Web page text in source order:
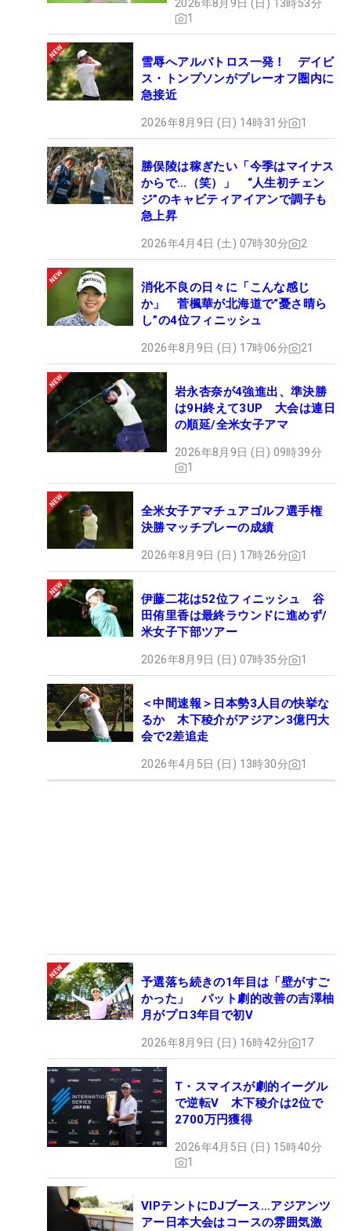
2026年8月9日 (日) 13時53分
1
雪辱へアルバトロス一発！ デイビ
ス・トンプソンがプレーオフ圏内に
急接近
2026年8月9日 (日) 14時31分 1
勝俣陵は稼ぎたい「今季はマイナス
からで…（笑）」 “人生初チェン
ジ”のキャビティアイアンで調子も
急上昇
2026年4月4日 (土) 07時30分 2
消化不良の日々に「こんな感じ
か」 菅楓華が北海道で“憂さ晴ら
し”の4位フィニッシュ
2026年8月9日 (日) 17時06分 21
岩永杏奈が4強進出、準決勝
は9H終えて3UP 大会は連日
の順延/全米女子アマ
2026年8月9日 (日) 09時39分
1
全米女子アマチュアゴルフ選手権
決勝マッチプレーの成績
2026年8月9日 (日) 17時26分 1
伊藤二花は52位フィニッシュ 谷
田侑里香は最終ラウンドに進めず/
米女子下部ツアー
2026年8月9日 (日) 07時35分 1
＜中間速報＞日本勢3人目の快挙な
るか 木下稜介がアジアン3億円大
会で2差追走
2026年4月5日 (日) 13時30分 1
予選落ち続きの1年目は「壁がすご
かった」 パット劇的改善の吉澤柚
月がプロ3年目で初V
2026年8月9日 (日) 16時42分 17
T・スマイスが劇的イーグル
で逆転V 木下稜介は2位で
2700万円獲得
2026年4月5日 (日) 15時40分
1
VIPテントにDJブース…アジアンツ
アー日本大会はコースの雰囲気激